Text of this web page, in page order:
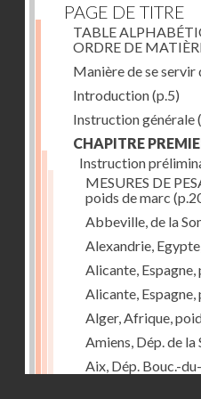
PAGE DE TITRE
TABLE
ORDRE DE
Manière de se servir
Introduction(p.5)
Instruction générale
CHAPITRE
Instruction
MESURES DE
poids de marc
Abbeville, de la
Alexandrie,
Alicante, Espagne,
Alicante, Espagne,
Alger, Afrique,
Amiens, Dép. de
Aix, Dép. Bouc.-